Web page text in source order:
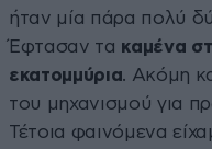
ήταν μία πάρα πολύ
Έφτασαν τα καμένα
εκατομμύρια. Ακόμη
του μηχανισμού για
Τέτοια φαινόμενα